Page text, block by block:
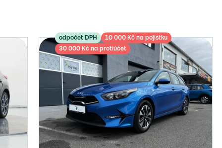
odpočet DPH
10 000 Kč na pojistku
30 000 Kč na protiúčet